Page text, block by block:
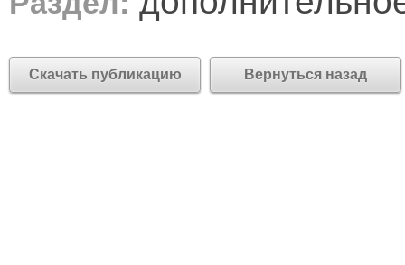
Скачать публикацию Вернуться назад